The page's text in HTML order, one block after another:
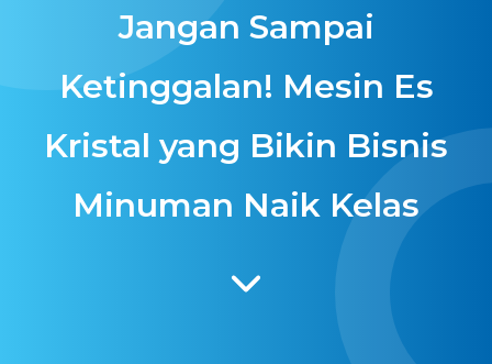
Jangan Sampai
Ketinggalan! Mesin Es
Kristal yang Bikin Bisnis
Minuman Naik Kelas